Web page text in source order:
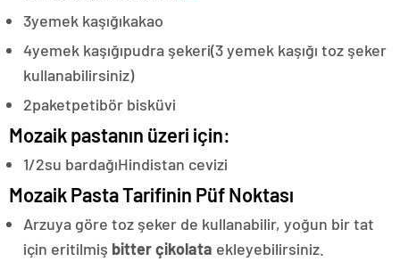
3yemek kaşığıkakao
4yemek kaşığıpudra şekeri(3 yemek kaşığı toz şeker
kullanabilirsiniz)
2paketpetibör bisküvi
Mozaik pastanın üzeri için:
1/2su bardağıHindistan cevizi
Mozaik Pasta Tarifinin Püf Noktası
Arzuya göre toz şeker de kullanabilir, yoğun bir tat
için eritilmiş bitter çikolata ekleyebilirsiniz.